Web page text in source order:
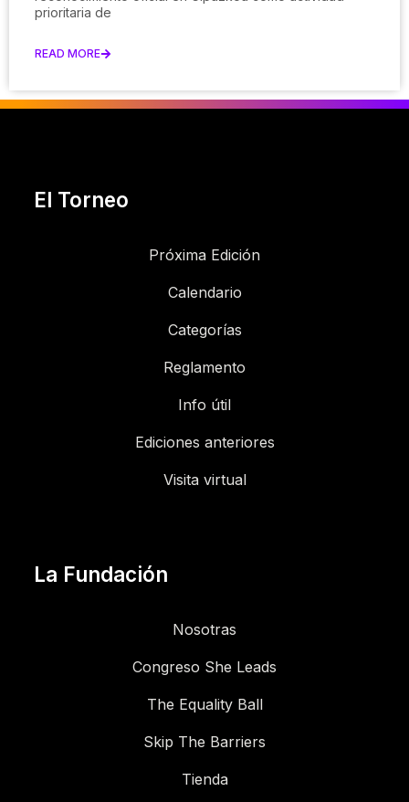
prioritaria de
READ MORE
El Torneo
Próxima Edición
Calendario
Categorías
Reglamento
Info útil
Ediciones anteriores
Visita virtual
La Fundación
Nosotras
Congreso She Leads
The Equality Ball
Skip The Barriers
Tienda